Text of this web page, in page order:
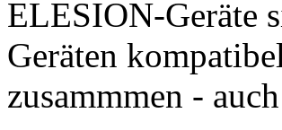
ELESION-Geräte
Geräten
zusammmen -